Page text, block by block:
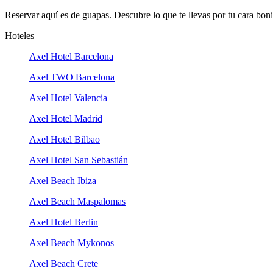
Reservar aquí es de guapas. Descubre lo que te llevas por tu cara
Hoteles
Axel Hotel Barcelona
Axel TWO Barcelona
Axel Hotel Valencia
Axel Hotel Madrid
Axel Hotel Bilbao
Axel Hotel San Sebastián
Axel Beach Ibiza
Axel Beach Maspalomas
Axel Hotel Berlin
Axel Beach Mykonos
Axel Beach Crete